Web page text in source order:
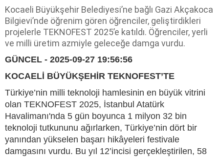
Kocaeli Büyükşehir Belediyesi’ne bağlı Gazi Akçakoca
Bilgievi’nde öğrenim gören öğrenciler, geliştirdikleri
projelerle TEKNOFEST 2025’e katıldı. Öğrenciler, yerli
ve milli üretim azmiyle geleceğe damga vurdu.
GÜNCEL - 2025-09-27 19:56:56
KOCAELİ BÜYÜKŞEHİR TEKNOFEST’TE
Türkiye’nin milli teknoloji hamlesinin en büyük vitrini
olan TEKNOFEST 2025, İstanbul Atatürk
Havalimanı'nda 5 gün boyunca 1 milyon 32 bin
teknoloji tutkununu ağırlarken, Türkiye’nin dört bir
yanından yükselen başarı hikâyeleri festivale
damgasını vurdu. Bu yıl 12’incisi gerçekleştirilen, 58